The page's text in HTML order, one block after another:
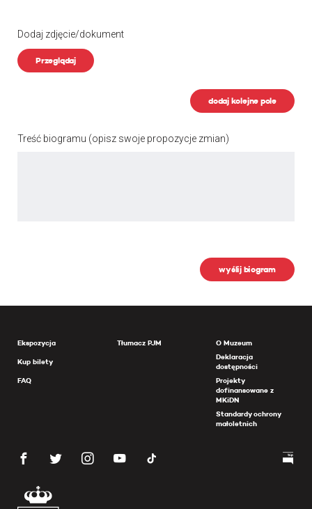
Dodaj zdjęcie/dokument
Przeglądaj
dodaj kolejne pole
Treść biogramu (opisz swoje propozycje zmian)
wyślij biogram
Ekspozycja
Kup bilety
FAQ
Tłumacz PJM
O Muzeum
Deklaracja
dostępności
Projekty
dofinansowane z
MKiDN
Standardy ochrony
małoletnich